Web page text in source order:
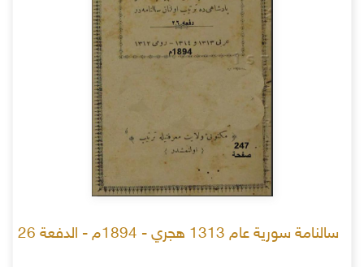
سالنامة سورية عام 1313 هجري - 1894م - الدفعة 26